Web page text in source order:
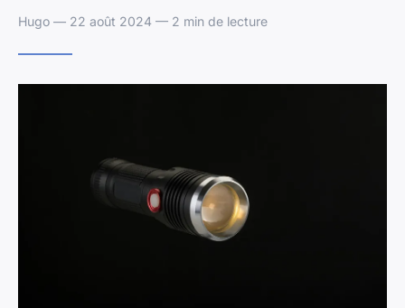
Hugo — 22 août 2024 — 2 min de lecture